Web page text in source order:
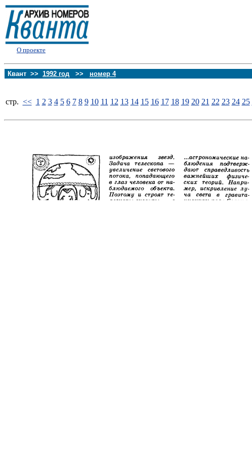
О проекте
Квант >> 1992 год >> номер 4
стp. << 1 2 3 4 5 6 7 8 9 10 11 12 13 14 15 16 17 18 19 20 21 22 23 24 25